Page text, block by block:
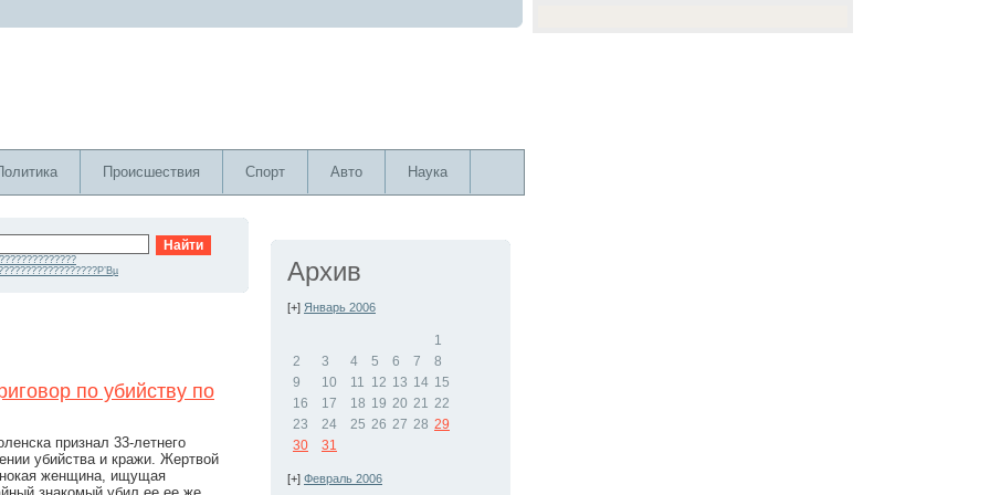
Происшествия Спорт Авто Наука
по убийству по
признал 33-летнего
убийства и кражи. Жертвой
женщина, ищущая
Архив
[+] Январь 2006
1
2
3 4 5 6 7
8
9
10 11 12 13 14 15
16
17 18 19 20 21 22
23
24 25 26 27 28 29
30
31
[+] Февраль 2006